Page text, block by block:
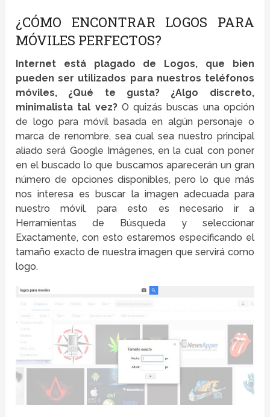
¿CÓMO ENCONTRAR LOGOS PARA
MÓVILES PERFECTOS?
Internet está plagado de Logos, que bien
pueden ser utilizados para nuestros teléfonos
móviles, ¿Qué te gusta? ¿Algo discreto,
minimalista tal vez?O quizás buscas una opción
de logo para móvil basada en algún personaje o
marca de renombre, sea cual sea nuestro principal
aliado será Google Imágenes, en la cual con poner
en el buscado lo que buscamos aparecerán un gran
número de opciones disponibles, pero lo que más
nos interesa es buscar la imagen adecuada para
nuestro móvil, para esto es necesario ir a
Herramientas de Búsqueda y seleccionar
Exactamente, con esto estaremos especificando el
tamaño exacto de nuestra imagen que servirá como
logo.